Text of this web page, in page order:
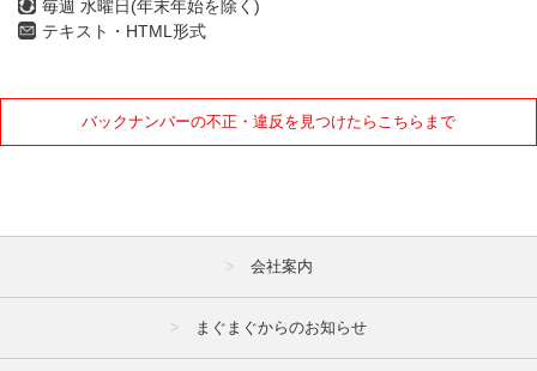
毎週 水曜日(年末年始を除く)
テキスト・HTML形式
バックナンバーの不正・違反を見つけたらこちらまで
会社案内
まぐまぐからのお知らせ